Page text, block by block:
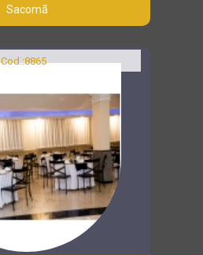
Sacomã
Cod.:8865